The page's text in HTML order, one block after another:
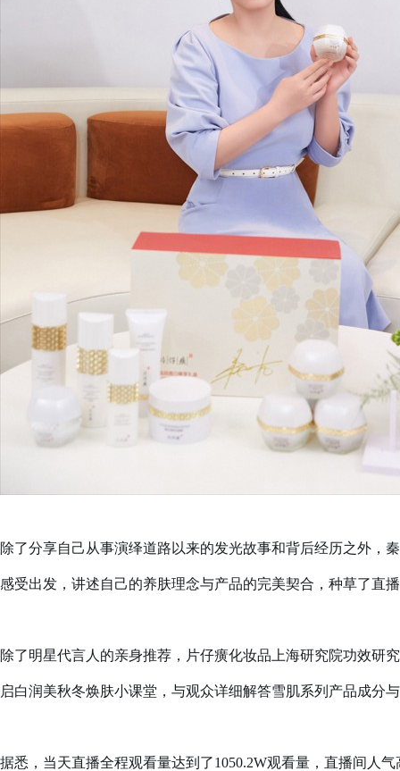
除了分享自己从事演绎道路以来的发光故事和背后经历之外，
感受出发，讲述自己的养肤理念与产品的完美契合，种草了直
除了明星代言人的亲身推荐，片仔癀化妆品上海研究院功效研
启白润美秋冬焕肤小课堂，与观众详细解答雪肌系列产品成分
据悉，当天直播全程观看量达到了1050.2W观看量，直播间人